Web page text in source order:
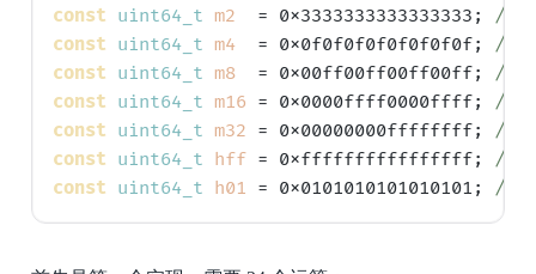
const uint64_t m2
  = 0x3333333333333333;
//
const uint64_t m4
  = 0x0f0f0f0f0f0f0f0f;
//
const uint64_t m8
  = 0x00ff00ff00ff00ff;
//
const uint64_t m16 = 0x0000ffff0000ffff; //
const uint64_t m32 = 0x00000000ffffffff; //
const uint64_t hff = 0xffffffffffffffff; //
const uint64_t h01 = 0x0101010101010101; //